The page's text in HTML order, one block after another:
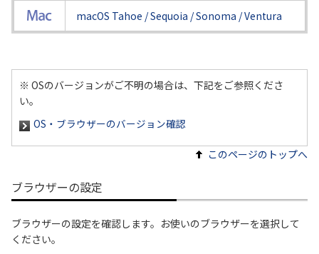
macOS Tahoe / Sequoia / Sonoma / Ventura
※ OSのバージョンがご不明の場合は、下記をご参照くださ
い。
OS・ブラウザーのバージョン確認
このページのトップへ
ブラウザーの設定
ブラウザーの設定を確認します。お使いのブラウザーを選択して
ください。